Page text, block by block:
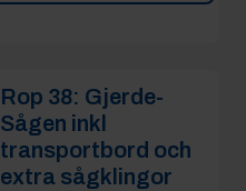
Rop 38: Gjerde-
Sågen inkl
transportbord och
extra sågklingor